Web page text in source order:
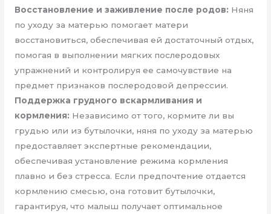
Восстановление и заживление после родов: Няня
по уходу за матерью помогает матери
восстановиться, обеспечивая ей достаточный отдых,
помогая в выполнении мягких послеродовых
упражнений и контролируя ее самочувствие на
предмет признаков послеродовой депрессии.
Поддержка грудного вскармливания и
кормления: Независимо от того, кормите ли вы
грудью или из бутылочки, няня по уходу за матерью
предоставляет экспертные рекомендации,
обеспечивая установление режима кормления
плавно и без стресса. Если предпочтение отдается
кормлению смесью, она готовит бутылочки,
гарантируя, что малыш получает оптимальное